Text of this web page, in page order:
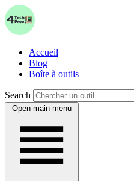
Accueil
Blog
Boîte à outils
Search
Open main menu